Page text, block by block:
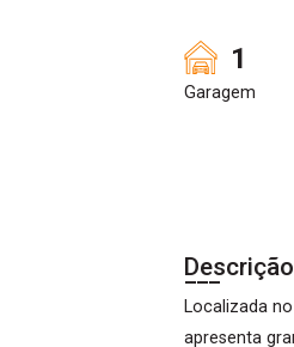
1
Garagem
Localizada
apresenta